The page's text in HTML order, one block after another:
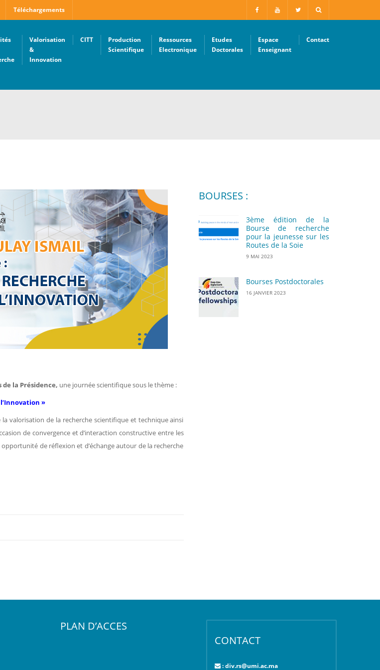
Téléchargements
Valorisation
&
Innovation
CITT
Production
Scientifique
Ressources
Electronique
Etudes
Doctorales
Espace
Enseignant
Contact
de la Présidence, une journée scientifique sous le thème :
»
valorisation de la recherche scientifique et technique ainsi
de convergence et d’interaction constructive entre les
de réflexion et d’échange autour de la recherche
BOURSES :
3ème édition de la
Bourse de recherche
pour la jeunesse sur les
Routes de la Soie
9 MAI 2023
Bourses Postdoctorales
16 JANVIER 2023
PLAN D’ACCES
CONTACT
: div.rs@umi.ac.ma